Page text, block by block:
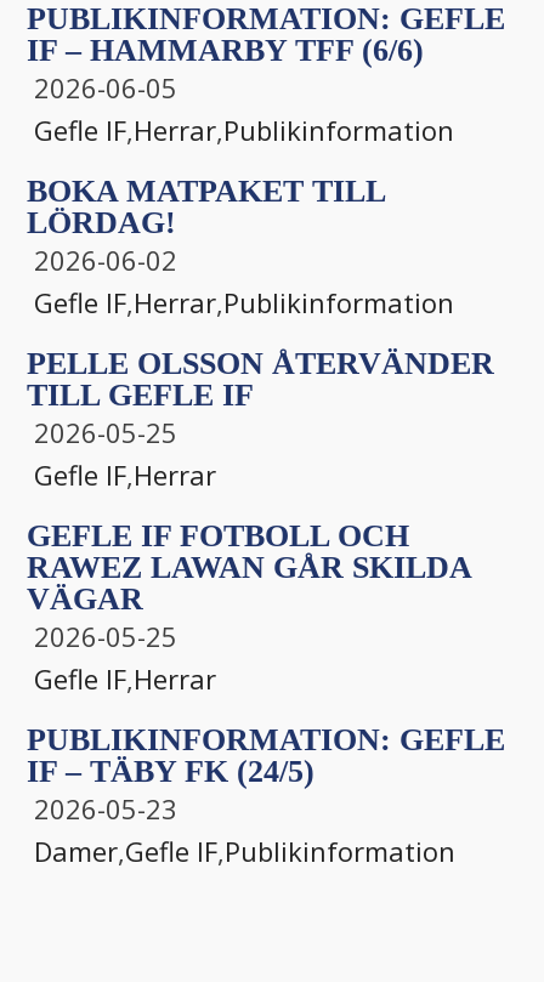
PUBLIKINFORMATION: GEFLE
IF – HAMMARBY TFF (6/6)
2026-06-05
Gefle IF,Herrar,Publikinformation
BOKA MATPAKET TILL
LÖRDAG!
2026-06-02
Gefle IF,Herrar,Publikinformation
PELLE OLSSON ÅTERVÄNDER
TILL GEFLE IF
2026-05-25
Gefle IF,Herrar
GEFLE IF FOTBOLL OCH
RAWEZ LAWAN GÅR SKILDA
VÄGAR
2026-05-25
Gefle IF,Herrar
PUBLIKINFORMATION: GEFLE
IF – TÄBY FK (24/5)
2026-05-23
Damer,Gefle IF,Publikinformation